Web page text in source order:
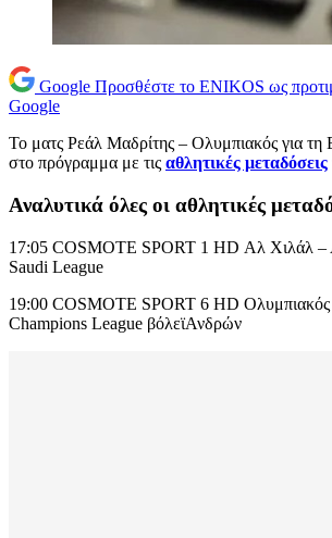
Google Προσθέστε το ENIKOS ως
Google
Το ματς Ρεάλ Μαδρίτης – Ολυμπιακός για τη
στο πρόγραμμα με τις αθλητικές μεταδόσεις
Αναλυτικά όλες οι αθλητικές
17:05 COSMOTE SPORT 1 HD Αλ Χιλάλ –
Saudi League
19:00 COSMOTE SPORT 6 HD
Champions League βόλεϊΑνδρών